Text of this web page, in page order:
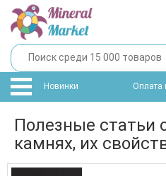
Новинки Оплата
Полезные статьи
камнях, их